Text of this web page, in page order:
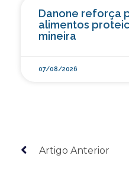
Danone reforça
alimentos
mineira
07/08/2026
Artigo Anterior